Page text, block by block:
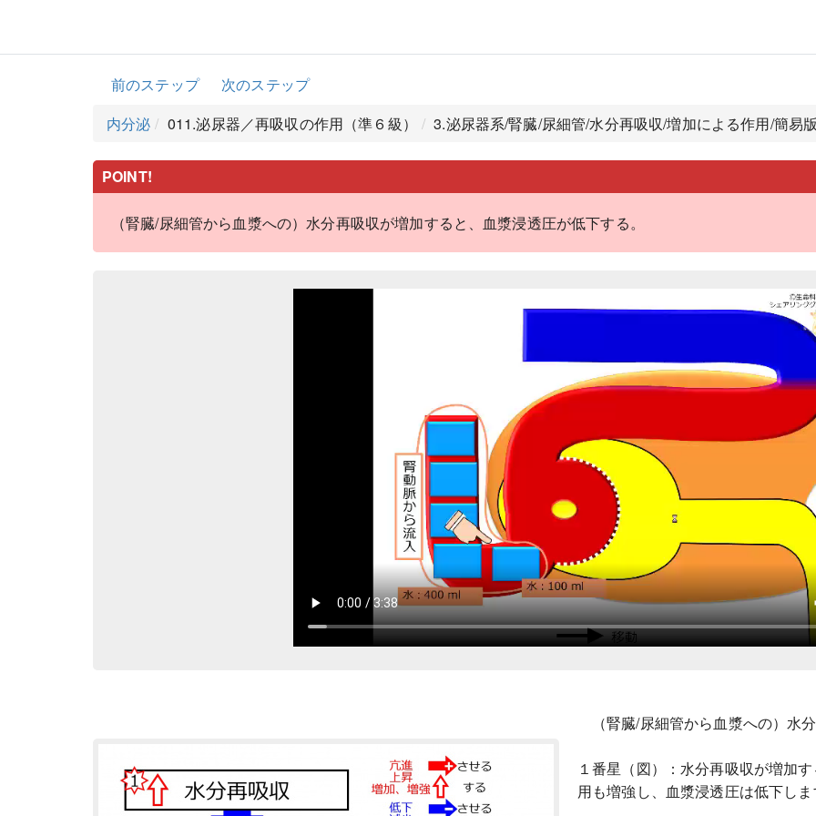
前のステップ
次のステップ
内分泌
011.泌尿器／再吸収の作用（準６級） 3.泌尿器系/腎臓/尿細管/水分再吸収/増加による作用/簡易
POINT!
（腎臓/尿細管から血漿への）水分再吸収が増加すると、血漿浸透圧が低下する。
（腎臓/尿細管から血漿への）水
１番星（図）：水分再吸収が増加
用も増強し、血漿浸透圧は低下し